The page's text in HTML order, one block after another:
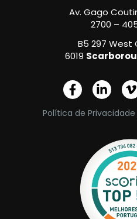
Av. Gago
2700 –
B5 297 West
6019
F
a
c
e
L
i
n
k
d
n
-
i
n
i
e
-
v
Política de Privacidade